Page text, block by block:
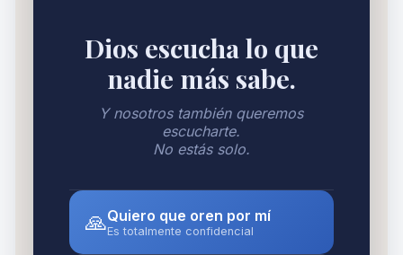
Dios escucha lo que
nadie más sabe.
Y nosotros también queremos
escucharte.
No estás solo.
🙏Quiero que oren por mí
Es totalmente confidencial